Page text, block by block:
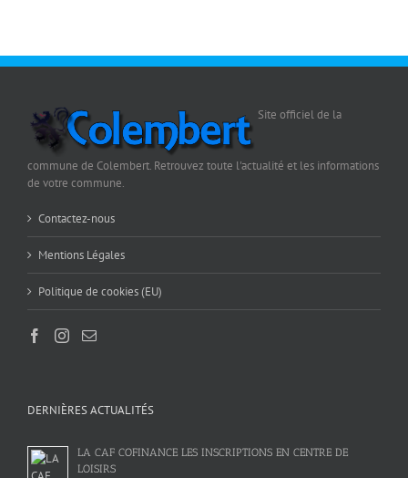
Site officiel de la
commune de Colembert. Retrouvez toute l'actualité et les informations
de votre commune.
Contactez-nous
Mentions Légales
Politique de cookies (EU)
DERNIÈRES ACTUALITÉS
LA CAF COFINANCE LES INSCRIPTIONS EN CENTRE DE
LOISIRS